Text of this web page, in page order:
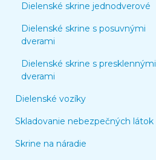
Dielenské skrine jednodverové
Dielenské skrine s posuvnými
dverami
Dielenské skrine s presklennými
dverami
Dielenské vozíky
Skladovanie nebezpečných látok
Skrine na náradie